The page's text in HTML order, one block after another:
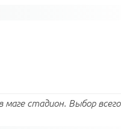
стадион. Выбор всего